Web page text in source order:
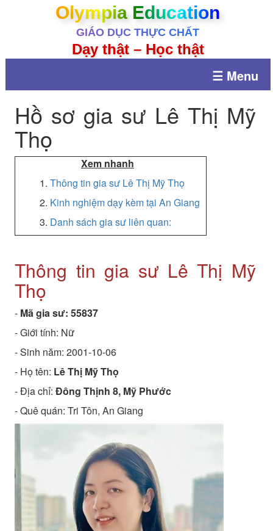
Olympia Education
GIÁO DỤC THỰC CHẤT
Dạy thật – Học thật
☰ Menu
Hồ sơ gia sư Lê Thị Mỹ
Thọ
Xem nhanh
1. Thông tin gia sư Lê Thị Mỹ Thọ
2. Kinh nghiệm dạy kèm tại An Giang
3. Danh sách gia sư liên quan:
Thông tin gia sư Lê Thị Mỹ
Thọ
- Mã gia sư: 55837
- Giới tính: Nữ
- Sinh năm: 2001-10-06
- Họ tên: Lê Thị Mỹ Thọ
- Địa chỉ: Đông Thịnh 8, Mỹ Phước
- Quê quán: Tri Tôn, An Giang